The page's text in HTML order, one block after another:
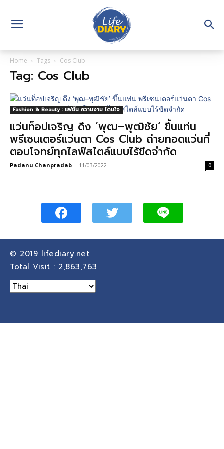
Home Tags Cos Club
Tag: Cos Club
Fashion & Beauty : แฟชั่น ความงาม โดนใจ
แว่นท็อปเจริญ ดึง ‘พุฒ–พุฒิชัย’ ขึ้นแท่น
พรีเซนเตอร์แว่นตา Cos Club ถ่ายทอดแว่นที่
ตอบโจทย์ทุกไลฟ์สไตล์แบบไร้ขีดจำกัด
Padanu Chanpradab - 11/03/2022 0
© 2019 lifediary.net
Total Visit : 2,863,763